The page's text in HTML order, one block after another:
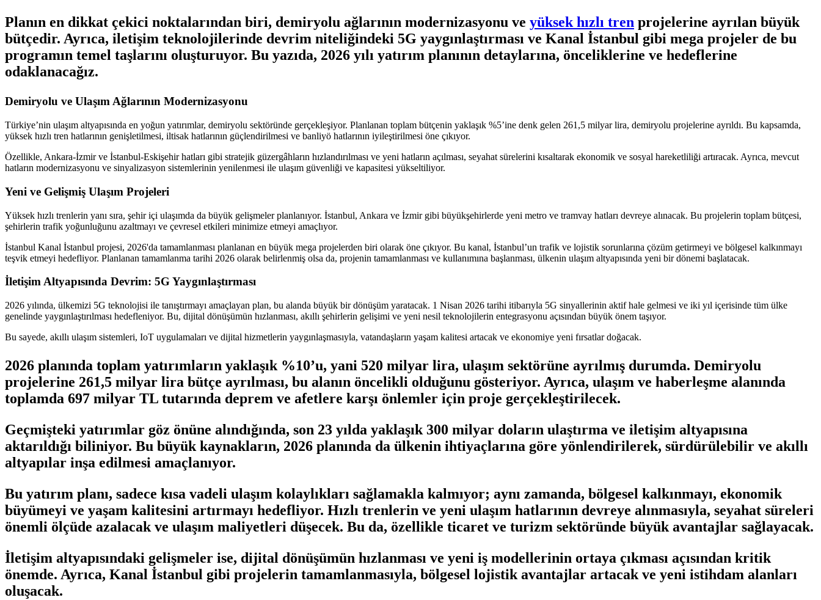
Planın en dikkat çekici noktalarından biri, demiryolu ağlarının modernizasyonu ve yüksek hızlı tren projelerine ayrılan büyük
bütçedir. Ayrıca, iletişim teknolojilerinde devrim niteliğindeki 5G yaygınlaştırması ve Kanal İstanbul gibi mega projeler de bu
programın temel taşlarını oluşturuyor. Bu yazıda, 2026 yılı yatırım planının detaylarına, önceliklerine ve hedeflerine
odaklanacağız.
Demiryolu ve Ulaşım Ağlarının Modernizasyonu
Türkiye’nin ulaşım altyapısında en yoğun yatırımlar, demiryolu sektöründe gerçekleşiyor. Planlanan toplam bütçenin yaklaşık %5’ine denk gelen 261,5 milyar lira, demiryolu projelerine ayrıldı. Bu kapsamda,
yüksek hızlı tren hatlarının genişletilmesi, iltisak hatlarının güçlendirilmesi ve banliyö hatlarının iyileştirilmesi öne çıkıyor.
Özellikle, Ankara-İzmir ve İstanbul-Eskişehir hatları gibi stratejik güzergâhların hızlandırılması ve yeni hatların açılması, seyahat sürelerini kısaltarak ekonomik ve sosyal hareketliliği artıracak. Ayrıca, mevcut
hatların modernizasyonu ve sinyalizasyon sistemlerinin yenilenmesi ile ulaşım güvenliği ve kapasitesi yükseltiliyor.
Yeni ve Gelişmiş Ulaşım Projeleri
Yüksek hızlı trenlerin yanı sıra, şehir içi ulaşımda da büyük gelişmeler planlanıyor. İstanbul, Ankara ve İzmir gibi büyükşehirlerde yeni metro ve tramvay hatları devreye alınacak. Bu projelerin toplam bütçesi,
şehirlerin trafik yoğunluğunu azaltmayı ve çevresel etkileri minimize etmeyi amaçlıyor.
İstanbul Kanal İstanbul projesi, 2026'da tamamlanması planlanan en büyük mega projelerden biri olarak öne çıkıyor. Bu kanal, İstanbul’un trafik ve lojistik sorunlarına çözüm getirmeyi ve bölgesel kalkınmayı
teşvik etmeyi hedefliyor. Planlanan tamamlanma tarihi 2026 olarak belirlenmiş olsa da, projenin tamamlanması ve kullanımına başlanması, ülkenin ulaşım altyapısında yeni bir dönemi başlatacak.
İletişim Altyapısında Devrim: 5G Yaygınlaştırması
2026 yılında, ülkemizi 5G teknolojisi ile tanıştırmayı amaçlayan plan, bu alanda büyük bir dönüşüm yaratacak. 1 Nisan 2026 tarihi itibarıyla 5G sinyallerinin aktif hale gelmesi ve iki yıl içerisinde tüm ülke
genelinde yaygınlaştırılması hedefleniyor. Bu, dijital dönüşümün hızlanması, akıllı şehirlerin gelişimi ve yeni nesil teknolojilerin entegrasyonu açısından büyük önem taşıyor.
Bu sayede, akıllı ulaşım sistemleri, IoT uygulamaları ve dijital hizmetlerin yaygınlaşmasıyla, vatandaşların yaşam kalitesi artacak ve ekonomiye yeni fırsatlar doğacak.
2026 planında toplam yatırımların yaklaşık %10’u, yani 520 milyar lira, ulaşım sektörüne ayrılmış durumda. Demiryolu
projelerine 261,5 milyar lira bütçe ayrılması, bu alanın öncelikli olduğunu gösteriyor. Ayrıca, ulaşım ve haberleşme alanında
toplamda 697 milyar TL tutarında deprem ve afetlere karşı önlemler için proje gerçekleştirilecek.
Geçmişteki yatırımlar göz önüne alındığında, son 23 yılda yaklaşık 300 milyar doların ulaştırma ve iletişim altyapısına
aktarıldığı biliniyor. Bu büyük kaynakların, 2026 planında da ülkenin ihtiyaçlarına göre yönlendirilerek, sürdürülebilir ve akıllı
altyapılar inşa edilmesi amaçlanıyor.
Bu yatırım planı, sadece kısa vadeli ulaşım kolaylıkları sağlamakla kalmıyor; aynı zamanda, bölgesel kalkınmayı, ekonomik
büyümeyi ve yaşam kalitesini artırmayı hedefliyor. Hızlı trenlerin ve yeni ulaşım hatlarının devreye alınmasıyla, seyahat süreleri
önemli ölçüde azalacak ve ulaşım maliyetleri düşecek. Bu da, özellikle ticaret ve turizm sektöründe büyük avantajlar sağlayacak.
İletişim altyapısındaki gelişmeler ise, dijital dönüşümün hızlanması ve yeni iş modellerinin ortaya çıkması açısından kritik
önemde. Ayrıca, Kanal İstanbul gibi projelerin tamamlanmasıyla, bölgesel lojistik avantajlar artacak ve yeni istihdam alanları
oluşacak.